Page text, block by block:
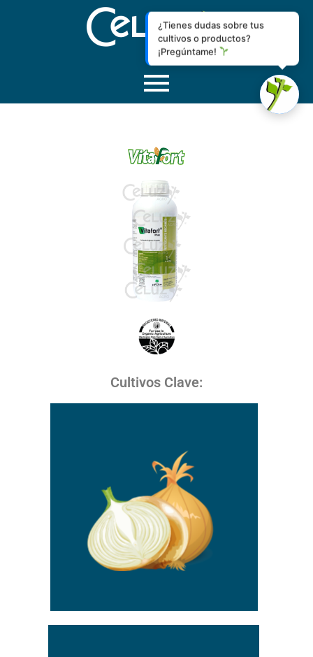
¿Tienes dudas sobre tus
cultivos o productos?
¡Pregúntame!
Cultivos Clave: